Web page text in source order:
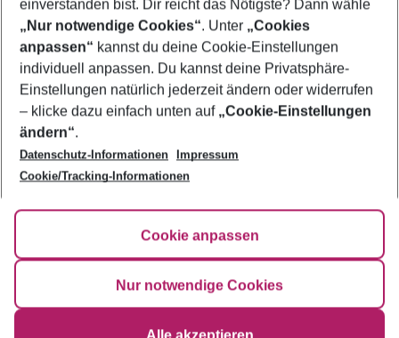
Footer
Footer navigation
Über uns
AGB
Bestpreisgarantie
Cookie-Einstellungen ändern
Cookie-Richtlinie
Impressum
Agenturbetreuung
Barrierefreies Reisen
HanseMerkur Reiseversicherung
Hilfe & Kontakt
Folge uns
einverstanden bist. Dir reicht das Nötigste? Dann wähle
„Nur notwendige Cookies“. Unter „Cookies
anpassen“ kannst du deine Cookie-Einstellungen
individuell anpassen. Du kannst deine Privatsphäre-
Einstellungen natürlich jederzeit ändern oder widerrufen
– klicke dazu einfach unten auf „Cookie-Einstellungen
ändern“.
Datenschutz-Informationen
Impressum
Cookie/Tracking-Informationen
Cookie anpassen
Nur notwendige Cookies